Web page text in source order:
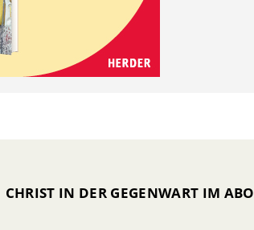
CHRIST IN DER GEGENWART IM ABO